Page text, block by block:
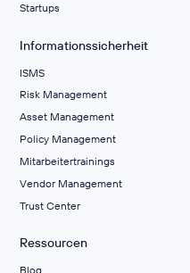
Startups
Informationssicherheit
ISMS
Risk Management
Asset Management
Policy Management
Mitarbeitertrainings
Vendor Management
Trust Center
Ressourcen
Blog